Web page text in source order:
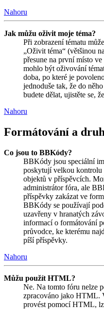
Nahoru
Jak můžu oživit moje téma?
Při zobrazení tématu
„Oživit téma“ (většinou
přesune na první místo
mohlo být oživování
doba, po které je
jednoduše tak, že do
budete dělat, ujistěte se,
Nahoru
Formátování a
Co jsou to BBKódy?
BBKódy jsou speciální
poskytují velkou
objektů v příspěvcích.
administrátor fóra, ale
příspěvky zakázat ve
BBKódy se používají
uzavřeny v hranatých
informací o formátování
průvodce, ke kterému
píší příspěvky.
Nahoru
Můžu použít HTML?
Ne. Na tomto fóru nelze
zpracováno jako HTML.
provést pomocí HTML,